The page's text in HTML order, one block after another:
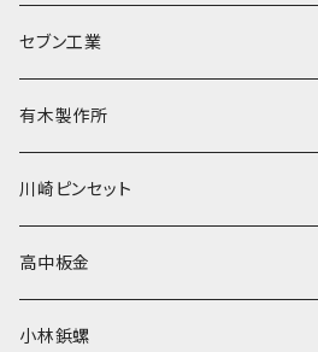
セブン工業
有木製作所
川崎ピンセット
高中板金
小林鋲螺